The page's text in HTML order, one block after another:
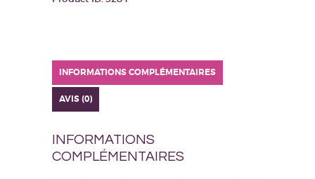
INFORMATIONS COMPLÉMENTAIRES
AVIS (0)
INFORMATIONS
COMPLÉMENTAIRES